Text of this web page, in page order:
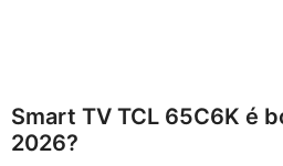
Smart TV TCL 65C6K é
2026?